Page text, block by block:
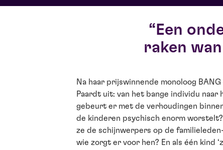
Een
raken
Na haar prijswinnende monoloog
Paardt uit: van het bange individu
gebeurt er met de verhoudingen
de kinderen psychisch enorm
ze de schijnwerpers op de
wie zorgt er voor hen? En als één kind